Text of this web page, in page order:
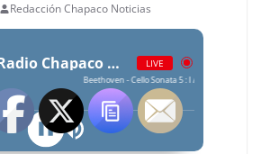
Redacción Chapaco Noticias
Radio Chapaco Noticias Las 24 horas en vivo LIVE
Beethoven - Cello Sonata 5 : I Allegro con brio